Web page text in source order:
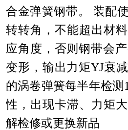
合金弹簧钢带。 装配
转转角，不能超出材
应角度，否则钢带会
变形，输出力矩YJ衰
的涡卷弹簧每半年检测 1
性，出现卡滞、力矩
解检修或更换新品